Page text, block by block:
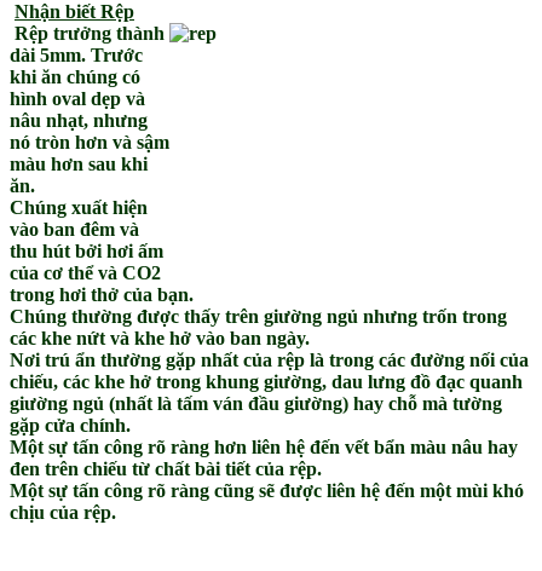
Nhận biết Rệp
Rệp trưởng thành
dài 5mm. Trước
khi ăn chúng có
hình oval dẹp và
nâu nhạt, nhưng
nó tròn hơn và sậm
màu hơn sau khi
ăn.
Chúng xuất hiện
vào ban đêm và
thu hút bởi hơi ấm
của cơ thể và CO2
trong hơi thở của bạn.
Chúng thường được thấy trên giường ngủ nhưng trốn trong
các khe nứt và khe hở vào ban ngày.
Nơi trú ẩn thường gặp nhất của rệp là trong các đường nối của
chiếu, các khe hở trong khung giường, dau lưng đồ đạc quanh
giường ngủ (nhất là tấm ván đầu giường) hay chỗ mà tường
gặp cửa chính.
Một sự tấn công rõ ràng hơn liên hệ đến vết bẩn màu nâu hay
đen trên chiếu từ chất bài tiết của rệp.
Một sự tấn công rõ ràng cũng sẽ được liên hệ đến một mùi khó
chịu của rệp.